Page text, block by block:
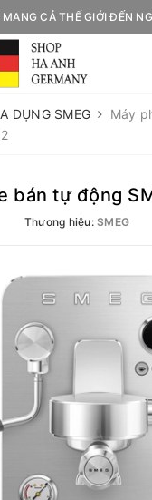
CẢ THẾ GIỚI ĐẾN
DỤNG SMEG
Máy
bán tự động
Thương hiệu:SMEG